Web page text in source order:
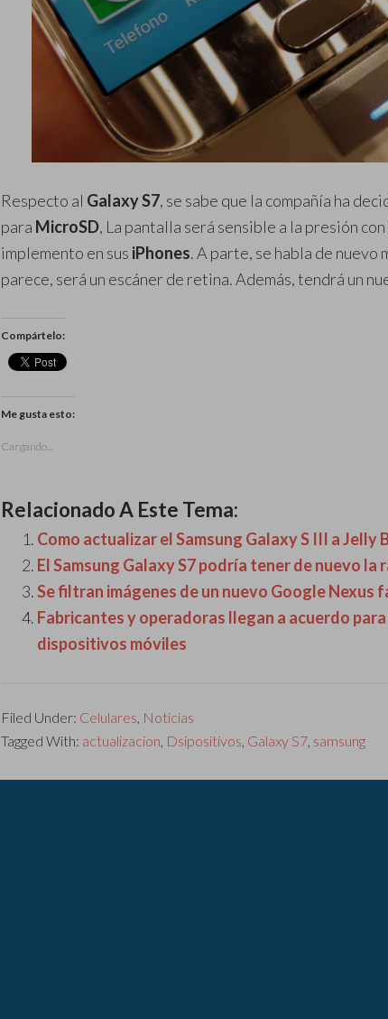
Respecto al Galaxy S7, se sabe que la compañía ha
para MicroSD, La pantalla será sensible a la presión
implemento en sus iPhones. A parte, se habla de nuevo
parece, será un escáner de retina. Además, tendrá un
Compártelo:
Me gusta esto:
Cargando...
Relacionado A Este Tema:
Como actualizar el Samsung Galaxy S III a Jelly
El Samsung Galaxy S7 podría tener de nuevo la
Se filtran imágenes de un nuevo Google Nexus
Fabricantes y operadoras llegan a acuerdo
dispositivos móviles
Filed Under: Celulares Noticias
Tagged With: actualizacion Dsipositivos Galaxy S7 samsung